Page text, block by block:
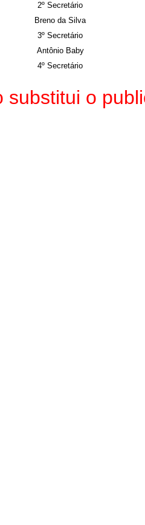
2º Secretário
Breno da Silva
3º Secretário
Antônio Baby
4º Secretário
substitui o